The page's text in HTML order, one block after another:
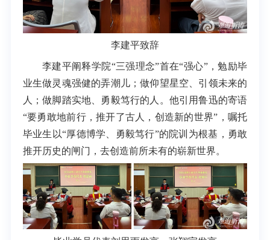
李建平致辞
李建平阐释学院“三强理念”首在“强心”，勉励毕
业生做灵魂强健的弄潮儿；做仰望星空、引领未来的
人；做脚踏实地、勇毅笃行的人。他引用鲁迅的寄语
“要勇敢地前行，推开了古人，创造新的世界”，嘱托
毕业生以“厚德博学、勇毅笃行”的院训为根基，勇敢
推开历史的闸门，去创造前所未有的崭新世界。